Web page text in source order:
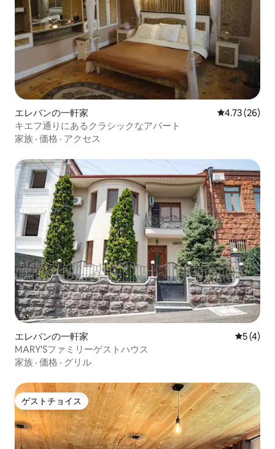
エレバンの一軒家 レビュー26
4.73 (26)
キエフ通りにあるクラシックなアパート
家族 · 価格 · アクセス
エレバンの一軒家 レビュー
5 (4)
MARY'Sファミリーゲストハウス
家族 · 価格 · グリル
ゲストチョイス
ゲストチョイス